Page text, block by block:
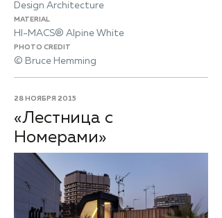
Design Architecture
MATERIAL
HI-MACS® Alpine White
PHOTO CREDIT
© Bruce Hemming
28 НОЯБРЯ 2015
«Лестница с
Номерами»